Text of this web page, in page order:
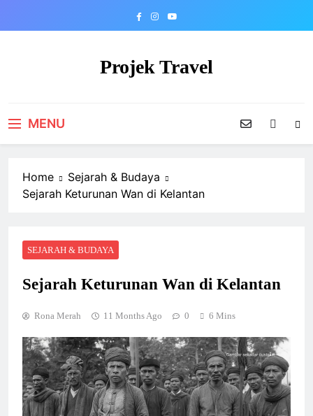
Projek Travel
MENU
Home
Sejarah & Budaya
Sejarah Keturunan Wan di Kelantan
SEJARAH & BUDAYA
Sejarah Keturunan Wan di Kelantan
Rona Merah 11 Months Ago 0 6 Mins